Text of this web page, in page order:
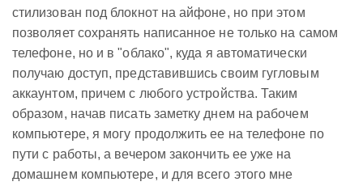
стилизован под блокнот на айфоне, но при этом
позволяет сохранять написанное не только на самом
телефоне, но и в "облако", куда я автоматически
получаю доступ, представившись своим гугловым
аккаунтом, причем с любого устройства. Таким
образом, начав писать заметку днем на рабочем
компьютере, я могу продолжить ее на телефоне по
пути с работы, а вечером закончить ее уже на
домашнем компьютере, и для всего этого мне